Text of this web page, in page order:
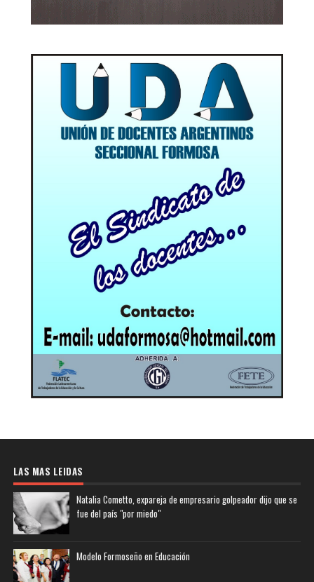
LAS MAS LEIDAS
Natalia Cometto, expareja de empresario golpeador dijo que se
fue del país "por miedo"
Modelo Formoseño en Educación